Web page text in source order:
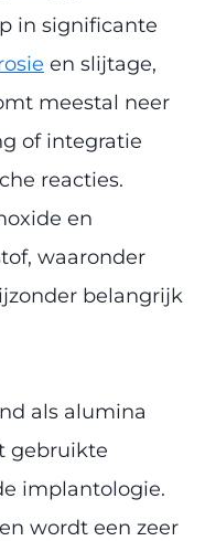
in significante
en slijtage,
meestal neer
of integratie
reacties.
en
waaronder
belangrijk
als alumina
gebruikte
implantologie.
wordt een zeer